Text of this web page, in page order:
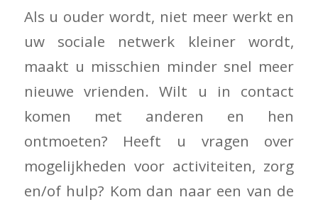
Als u ouder wordt, niet meer werkt en
uw sociale netwerk kleiner wordt,
maakt u misschien minder snel meer
nieuwe vrienden. Wilt u in contact
komen met anderen en hen
ontmoeten? Heeft u vragen over
mogelijkheden voor activiteiten, zorg
en/of hulp? Kom dan naar een van de